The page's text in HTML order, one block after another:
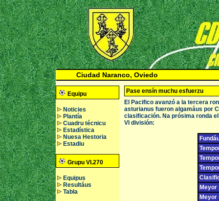
Ciudad Naranco, Oviedo
Equipu
Noticies
Plantía
Cuadru técnicu
Estadística
Nuesa Hestoria
Estadiu
Grupu VI.270
Equipus
Resultáus
Tabla
Pase ensín muchu esfuerzu
El Pacifico avanzó a la tercera
asturianus fueron algamáus por
clasificación. Na prósima ronda
VI división:
Meyor
Meyor